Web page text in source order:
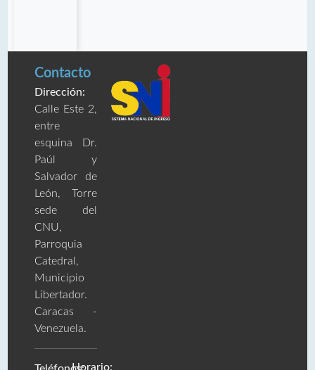
Contacto
Dirección:
Calle Este 2,
entre
esquina Dr.
Paúl y
Salvador de
León, Torre
sede del
CNU,
Parroquia
Catedral,
Municipio
Libertador.
Caracas -
Venezuela.
Horario: